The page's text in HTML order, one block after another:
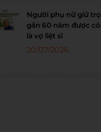
Người phụ nữ giữ
gần 60 năm được
là vợ liệt sĩ
20/07/2026